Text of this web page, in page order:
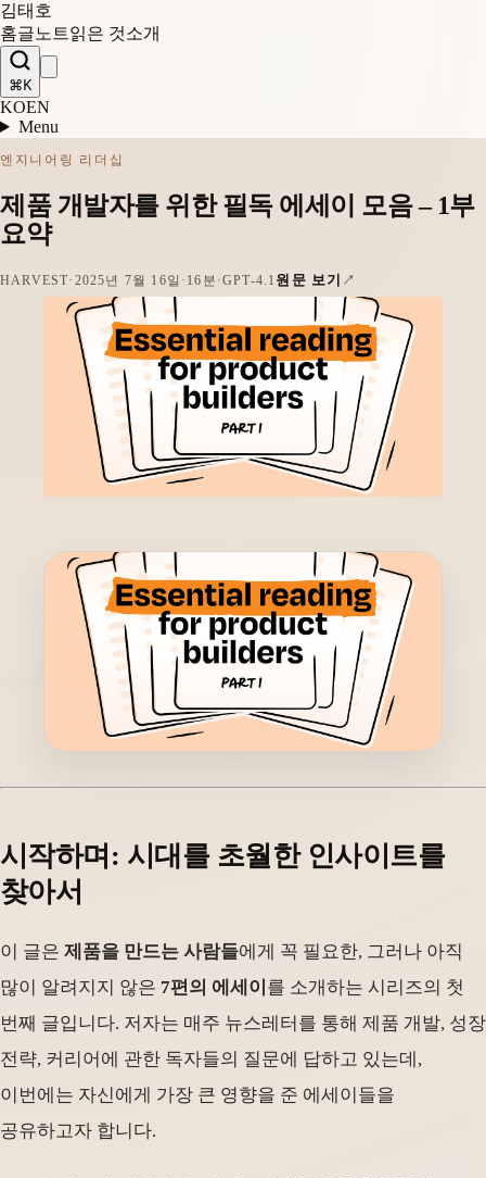
김태호
홈글 노트읽은 것소개
⌘K
KOEN
Menu
엔지니어링 리더십
제품 개발자를 위한 필독 에세이 모음 – 1부
요약
HARVEST· 2025년 7월 16일 · 16분 ·GPT-4.1 원문 보기
시작하며: 시대를 초월한 인사이트를
찾아서
이 글은 제품을 만드는 사람들에게 꼭 필요한, 그러나 아직
많이 알려지지 않은 7편의 에세이 를 소개하는 시리즈의 첫
번째 글입니다. 저자는 매주 뉴스레터를 통해 제품 개발, 성장
전략, 커리어에 관한 독자들의 질문에 답하고 있는데,
이번에는 자신에게 가장 큰 영향을 준 에세이들을
공유하고자 합니다.